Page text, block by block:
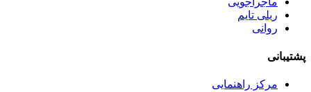
ریلی تایم
روانی
پشتیبانی
مرکز راهنمایی